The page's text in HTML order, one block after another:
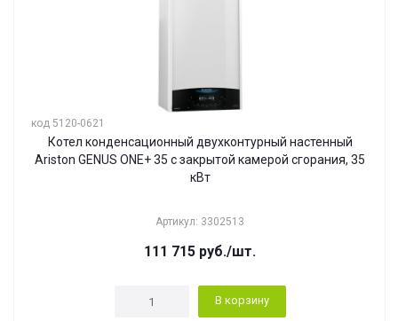
код 5120-0621
Котел конденсационный двухконтурный настенный
Ariston GENUS ONE+ 35 с закрытой камерой сгорания, 35
кВт
Артикул: 3302513
111 715 руб./шт.
В корзину